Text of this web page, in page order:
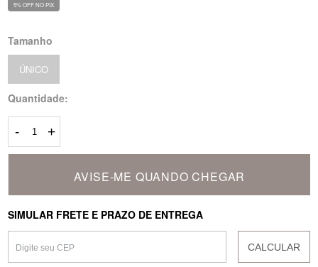
5% OFF NO PIX
Tamanho
ÚNICO
Quantidade:
- +
AVISE-ME QUANDO CHEGAR
SIMULAR FRETE E PRAZO DE ENTREGA
CALCULAR